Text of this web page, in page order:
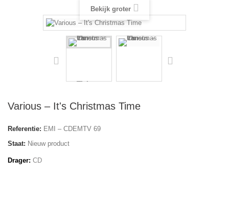
Bekijk groter
Various – It's Christmas Time
Referentie: EMI – CDEMTV 69
Staat: Nieuw product
Drager: CD